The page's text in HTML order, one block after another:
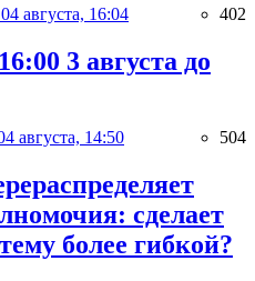
04 августа, 16:04 402
3 августа до
августа, 14:50 504
сделает
более гибкой?